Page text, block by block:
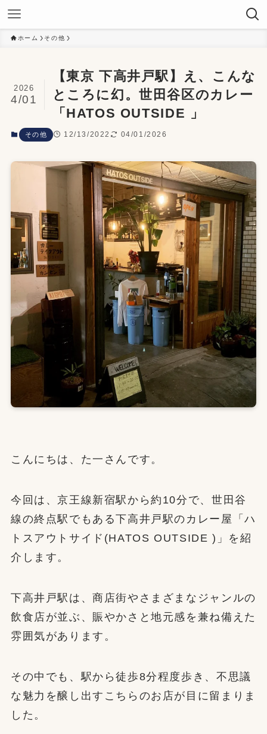
ホーム その他
【東京 下高井戸駅】え、こんな
ところに幻。世田谷区のカレー
「HATOS OUTSIDE 」
2026
4/01
その他 12/13/2022 04/01/2026
こんにちは、た一さんです。
今回は、京王線新宿駅から約10分で、世田谷
線の終点駅でもある下高井戸駅のカレー屋「ハ
トスアウトサイド(HATOS OUTSIDE )」を紹
介します。
下高井戸駅は、商店街やさまざまなジャンルの
飲食店が並ぶ、賑やかさと地元感を兼ね備えた
雰囲気があります。
その中でも、駅から徒歩8分程度歩き、不思議
な魅力を醸し出すこちらのお店が目に留まりま
した。